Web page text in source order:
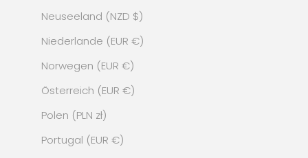
Neuseeland (NZD $)
Niederlande (EUR €)
Norwegen (EUR €)
Österreich (EUR €)
Polen (PLN zł)
Portugal (EUR €)